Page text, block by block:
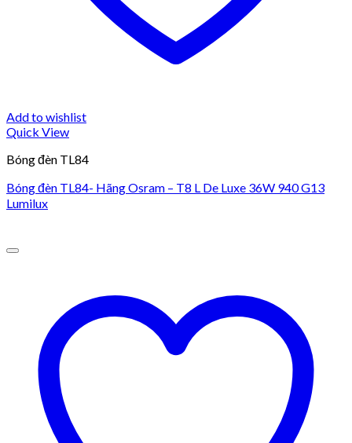
Add to wishlist
Quick View
Bóng đèn TL84
Bóng đèn TL84- Hãng Osram – T8 L De Luxe 36W 940 G13
Lumilux